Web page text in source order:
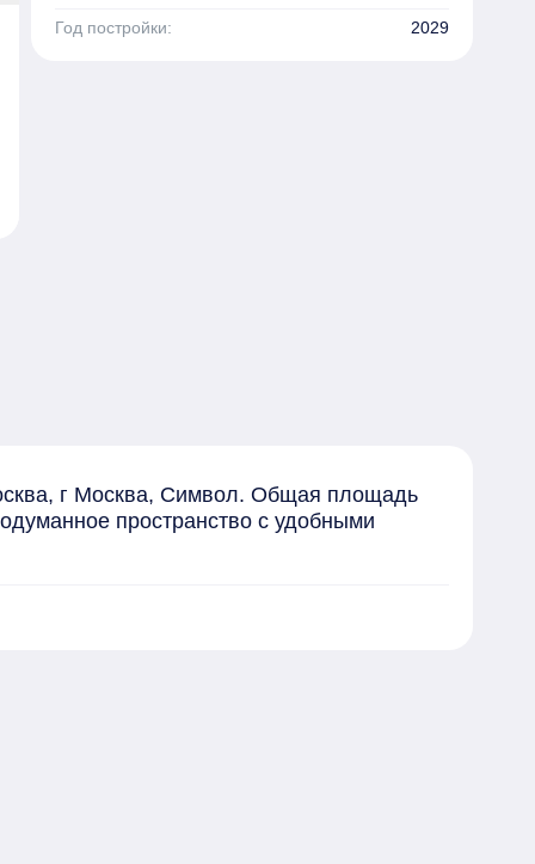
Год постройки:
2029
г Москва, Символ. Общая площадь
пространство с удобными